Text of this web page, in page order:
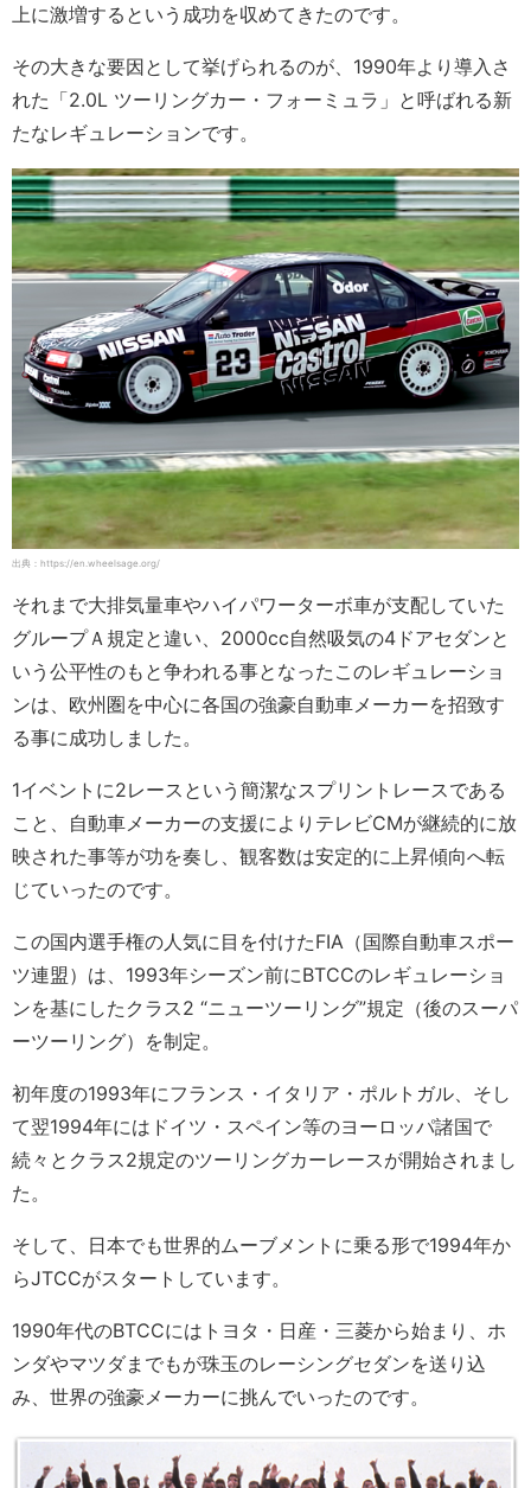
上に激増するという成功を収めてきたのです。
その大きな要因として挙げられるのが、1990年より導入さ
れた「2.0L ツーリングカー・フォーミュラ」と呼ばれる新
たなレギュレーションです。
出典：https://en.wheelsage.org/
それまで大排気量車やハイパワーターボ車が支配していた
グループＡ規定と違い、2000cc自然吸気の4ドアセダンと
いう公平性のもと争われる事となったこのレギュレーショ
ンは、欧州圏を中心に各国の強豪自動車メーカーを招致す
る事に成功しました。
1イベントに2レースという簡潔なスプリントレースである
こと、自動車メーカーの支援によりテレビCMが継続的に放
映された事等が功を奏し、観客数は安定的に上昇傾向へ転
じていったのです。
この国内選手権の人気に目を付けたFIA（国際自動車スポー
ツ連盟）は、1993年シーズン前にBTCCのレギュレーショ
ンを基にしたクラス2 “ニューツーリング”規定（後のスーパ
ーツーリング）を制定。
初年度の1993年にフランス・イタリア・ポルトガル、そし
て翌1994年にはドイツ・スペイン等のヨーロッパ諸国で
続々とクラス2規定のツーリングカーレースが開始されまし
た。
そして、日本でも世界的ムーブメントに乗る形で1994年か
らJTCCがスタートしています。
1990年代のBTCCにはトヨタ・日産・三菱から始まり、ホ
ンダやマツダまでもが珠玉のレーシングセダンを送り込
み、世界の強豪メーカーに挑んでいったのです。